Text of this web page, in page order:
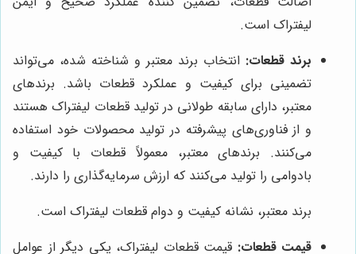
لیفتراک است.
برند قطعات: انتخاب برند معتبر و شناخته شده، می‌تواند
تضمینی برای کیفیت و عملکرد قطعات باشد. برندهای
معتبر، دارای سابقه طولانی در تولید قطعات لیفتراک هستند
و از فناوری‌های پیشرفته در تولید محصولات خود استفاده
می‌کنند. برندهای معتبر، معمولاً قطعات با کیفیت و
بادوامی را تولید می‌کنند که ارزش سرمایه‌گذاری را دارند.
برند معتبر، نشانه کیفیت و دوام قطعات لیفتراک است.
قیمت قطعات: قیمت قطعات لیفتراک، یکی دیگر از عوامل